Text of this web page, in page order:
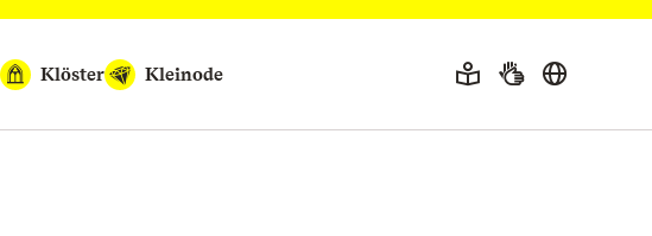
Klöster Kleinode